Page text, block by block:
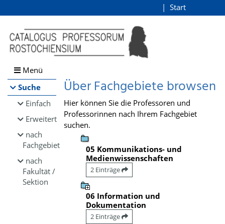
Browsen
direkt zum Inhalt
Start
Menü
Suche
Einfach
Erweitert
nach
Fachgebiet
nach
Fakultät /
Sektion
Über Fachgebiete browsen
Hier können Sie die Professoren und
Professorinnen nach Ihrem Fachgebiet
suchen.
05 Kommunikations- und
Medienwissenschaften
2 Einträge
06 Information und
Dokumentation
2 Einträge